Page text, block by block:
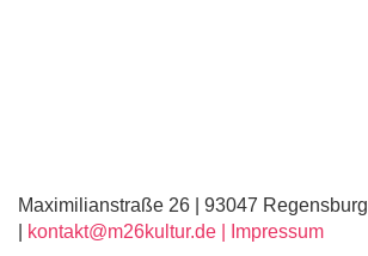
Maximilianstraße 26 | 93047 Regensburg
kontakt@m26kultur.de | Impressum